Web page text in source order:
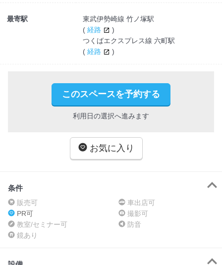
最寄駅
東武伊勢崎線 竹ノ塚駅
( 経路
)
つくばエクスプレス線 六町駅
( 経路 )
このスペースを予約する
利用日の選択へ進みます
お気に入り
条件
販売可
車出店可
PR可
撮影可
教室/セミナー可
防音
鏡あり